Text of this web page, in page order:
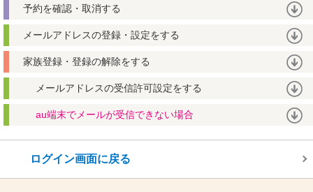
予約を確認・取消する
メールアドレスの登録・設定をする
家族登録・登録の解除をする
メールアドレスの受信許可設定をする
au端末でメールが受信できない場合
ログイン画面に戻る